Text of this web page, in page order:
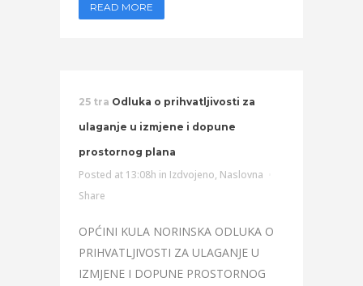
READ MORE
25 tra Odluka o prihvatljivosti za
ulaganje u izmjene i dopune
prostornog plana
Posted at 13:08h in Izdvojeno, Naslovna
Share
OPĆINI KULA NORINSKA ODLUKA O
PRIHVATLJIVOSTI ZA ULAGANJE U
IZMJENE I DOPUNE PROSTORNOG